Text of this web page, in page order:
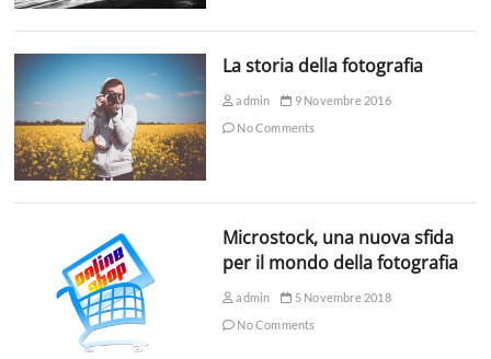
La storia della fotografia
admin
9 Novembre 2016
No Comments
Microstock, una nuova sfida
per il mondo della fotografia
admin
5 Novembre 2018
No Comments